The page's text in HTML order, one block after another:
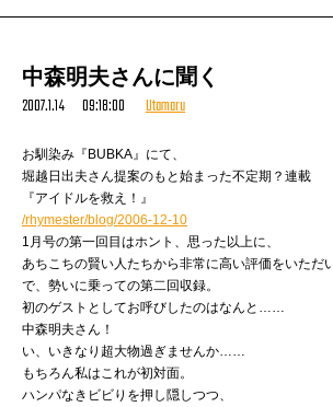
中森明夫さんに聞く
2007.1.14 09:18:00 Utamaru
お馴染み『BUBKA』にて、
堀越日出夫さん提案のもと始まった不定期？連載
『アイドルを救え！』
/rhymester/blog/2006-12-10
1月号の第一回目はホント、思った以上に、
あちこちの賢い人たちから非常に高い評価をいただ
で、勢いに乗っての第二回収録。
初のゲストとしてお呼びしたのはなんと……
中森明夫さん！
い、いきなり超大物過ぎませんか……
もちろん私はこれが初対面。
ハンパなきビビりを押し隠しつつ、